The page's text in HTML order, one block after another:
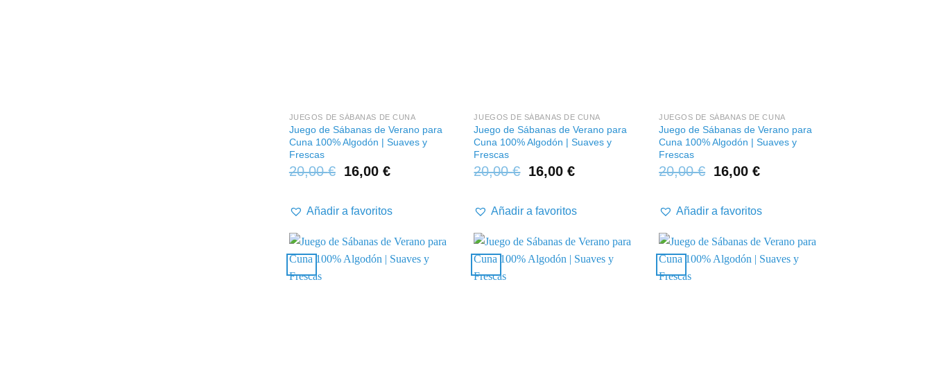
JUEGOS DE SÁBANAS DE CUNA
Juego de Sábanas de Verano para
Cuna 100% Algodón | Suaves y
Frescas
20,00€ 16,00 €
Añadir a favoritos
JUEGOS DE SÁBANAS DE CUNA
Juego de Sábanas de Verano para
Cuna 100% Algodón | Suaves y
Frescas
20,00€ 16,00€
Añadir a favoritos
JUEGOS DE SÁBANAS DE CUNA
Juego de Sábanas de Verano para
Cuna 100% Algodón | Suaves y
Frescas
20,00€ 16,00€
Añadir a favoritos